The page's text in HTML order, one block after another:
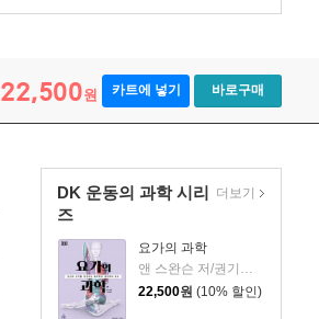
22,500원 카트에 넣기 바로구매
DK 운동의 과학 시리
즈
요가의 과학
앤 스완슨 저/권기호 역
22,500원 (10% 할인)
더보기